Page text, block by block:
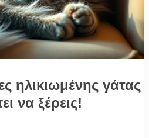
ηλικιωμένης γάτας
να ξέρεις!